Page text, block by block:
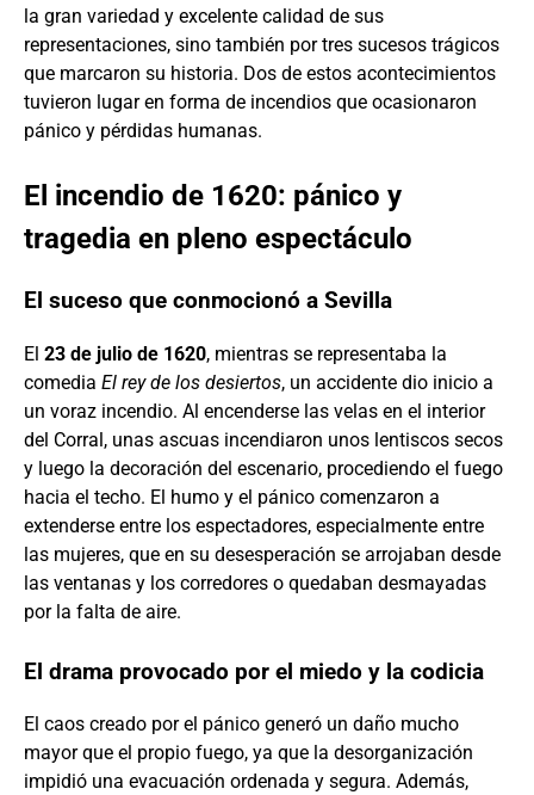
la gran variedad y excelente calidad de sus
representaciones, sino también por tres sucesos trágicos
que marcaron su historia. Dos de estos acontecimientos
tuvieron lugar en forma de incendios que ocasionaron
pánico y pérdidas humanas.
El incendio de 1620: pánico y
tragedia en pleno espectáculo
El suceso que conmocionó a Sevilla
El 23 de julio de 1620, mientras se representaba la
comedia El rey de los desiertos, un accidente dio inicio a
un voraz incendio. Al encenderse las velas en el interior
del Corral, unas ascuas incendiaron unos lentiscos secos
y luego la decoración del escenario, procediendo el fuego
hacia el techo. El humo y el pánico comenzaron a
extenderse entre los espectadores, especialmente entre
las mujeres, que en su desesperación se arrojaban desde
las ventanas y los corredores o quedaban desmayadas
por la falta de aire.
El drama provocado por el miedo y la codicia
El caos creado por el pánico generó un daño mucho
mayor que el propio fuego, ya que la desorganización
impidió una evacuación ordenada y segura. Además,